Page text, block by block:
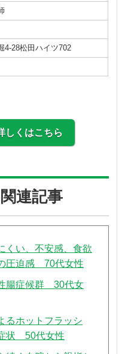
4-28松田ハイツ702
しくはこちら
連記事
くい、不安感、食欲
圧迫感 70代女性
腸症候群 30代女
るホットフラッシ
状 50代女性